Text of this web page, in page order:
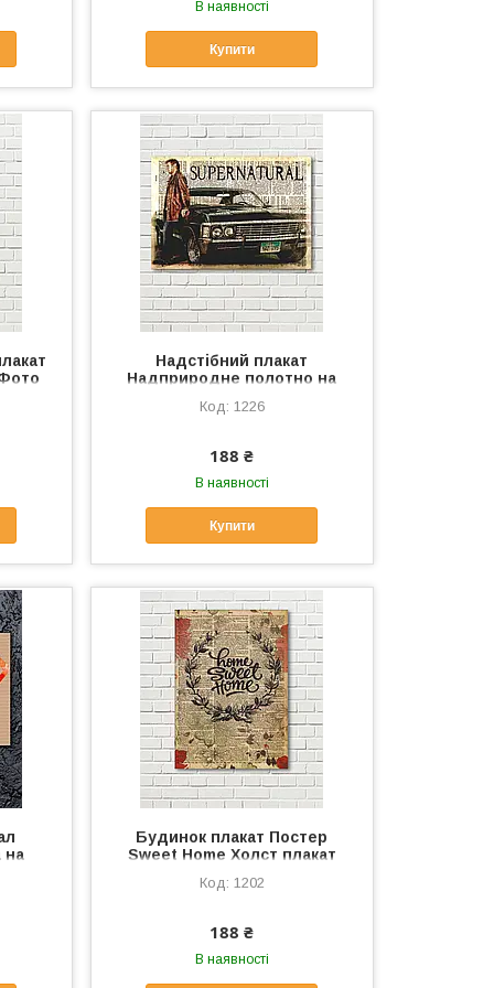
В наявності
Купити
фон
Надстібний плакат
Надприродне полотно на
газети Герой на плакаті
1226
188 ₴
В наявності
Купити
на
Будинок плакат Постер
Sweet Home Холст плакат
фон Дім Милий Дім полотно
1202
188 ₴
В наявності